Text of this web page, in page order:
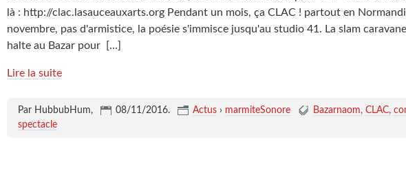
là : http://clac.lasauceauxarts.org Pendant un mois, ça CLAC ! partout en
novembre, pas d'armistice, la poésie s'immisce jusqu'au studio 41. La slam
halte au Bazar pour
[…]
Lire la suite
Par HubbubHum, 08/11/2016. Actus› marmiteSonore Bazarnaom CLAC
spectacle